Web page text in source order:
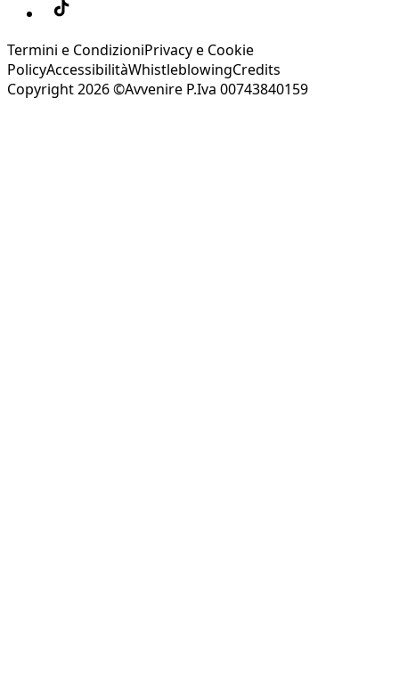
Termini e CondizioniPrivacy e Cookie
PolicyAccessibilitàWhistleblowingCredits
Copyright 2026 ©Avvenire P.Iva 00743840159